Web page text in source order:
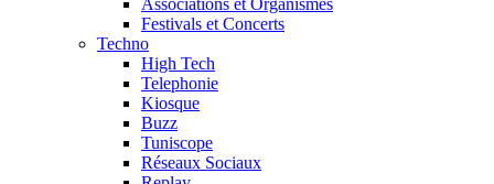
Associations et Organismes
Festivals et Concerts
Techno
High Tech
Telephonie
Kiosque
Buzz
Tuniscope
Réseaux Sociaux